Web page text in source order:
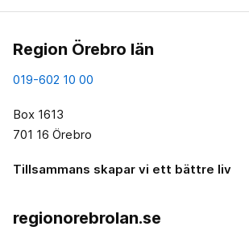
Region Örebro län
019-602 10 00
Box 1613
701 16 Örebro
Tillsammans skapar vi ett bättre liv
regionorebrolan.se